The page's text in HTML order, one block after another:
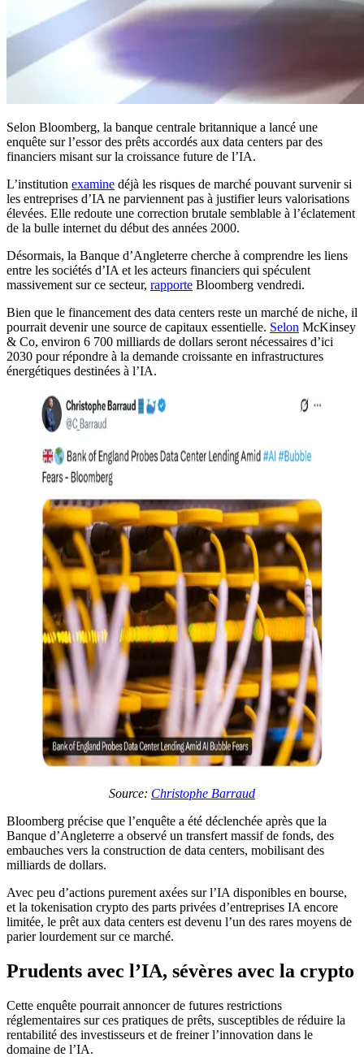
Selon Bloomberg, la banque centrale britannique a lancé une
enquête sur l’essor des prêts accordés aux data centers par des
financiers misant sur la croissance future de l’IA.
L’institution examine déjà les risques de marché pouvant survenir si
les entreprises d’IA ne parviennent pas à justifier leurs valorisations
élevées. Elle redoute une correction brutale semblable à l’éclatement
de la bulle internet du début des années 2000.
Désormais, la Banque d’Angleterre cherche à comprendre les liens
entre les sociétés d’IA et les acteurs financiers qui spéculent
massivement sur ce secteur, rapporte Bloomberg vendredi.
Bien que le financement des data centers reste un marché de niche, il
pourrait devenir une source de capitaux essentielle. Selon McKinsey
& Co, environ 6 700 milliards de dollars seront nécessaires d’ici
2030 pour répondre à la demande croissante en infrastructures
énergétiques destinées à l’IA.
Source: Christophe Barraud
Bloomberg précise que l’enquête a été déclenchée après que la
Banque d’Angleterre a observé un transfert massif de fonds, des
embauches vers la construction de data centers, mobilisant des
milliards de dollars.
Avec peu d’actions purement axées sur l’IA disponibles en bourse,
et la tokenisation crypto des parts privées d’entreprises IA encore
limitée, le prêt aux data centers est devenu l’un des rares moyens de
parier lourdement sur ce marché.
Prudents avec l’IA, sévères avec la crypto
Cette enquête pourrait annoncer de futures restrictions
réglementaires sur ces pratiques de prêts, susceptibles de réduire la
rentabilité des investisseurs et de freiner l’innovation dans le
domaine de l’IA.